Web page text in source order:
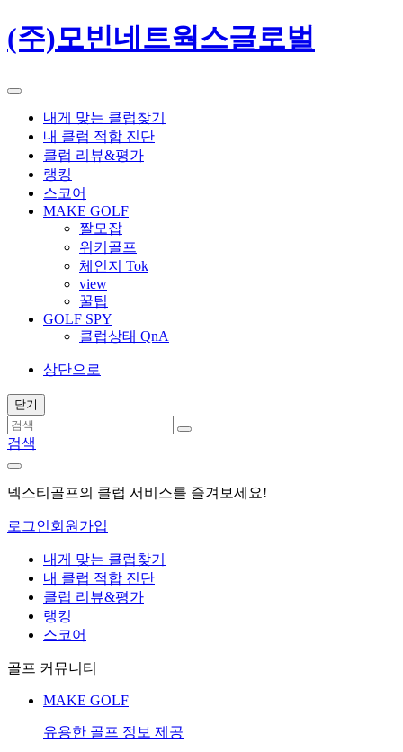
(주)모빈네트웍스글로벌
내게 맞는 클럽찾기
내 클럽 적합 진단
클럽 리뷰&평가
랭킹
스코어
MAKE GOLF
짤모잡
위키골프
체인지 Tok
view
꿀팁
GOLF SPY
클럽상태 QnA
상단으로
닫기
검색
넥스티골프의 클럽 서비스를 즐겨보세요!
로그인회원가입
내게 맞는 클럽찾기
내 클럽 적합 진단
클럽 리뷰&평가
랭킹
스코어
골프 커뮤니티
MAKE GOLF
유용한 골프 정보 제공